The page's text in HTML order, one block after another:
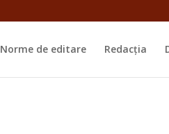
Norme de editare Redacția